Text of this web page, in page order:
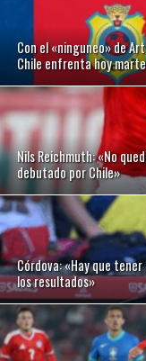
Con el «ninguneo» de
Chile enfrenta hoy
Nils Reichmuth: «No
debutado por Chile»
Córdova: «Hay que
los resultados»